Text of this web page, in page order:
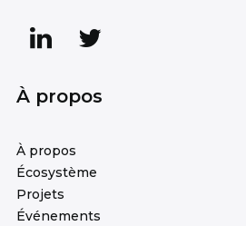
À propos
À propos
Écosystème
Projets
Événements